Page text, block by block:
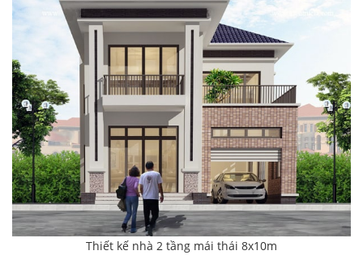
Thiết kế nhà 2 tầng mái thái 8x10m